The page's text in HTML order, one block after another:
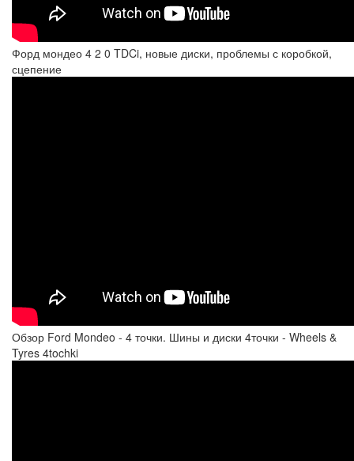
Форд мондео 4 2 0 TDCi, новые диски, проблемы с коробкой,
сцепение
Обзор Ford Mondeo - 4 точки. Шины и диски 4точки - Wheels &
Tyres 4tochki